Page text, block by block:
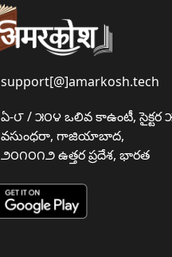
support[@]amarkosh.tech
ఏ-౮ / ౫౦౪ ఒలివ కాఉంటీ, సైక్టర
వసుంధరా, గాజియాబాద,
౨౦౧౦౧౨ ఉత్తర ప్రదేశ, భారత